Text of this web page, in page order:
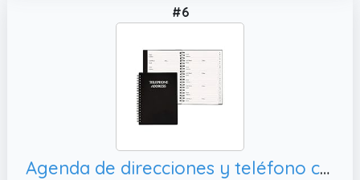
#6
Agenda de direcciones y teléfono con pestañas, 5 x 7 pulgadas